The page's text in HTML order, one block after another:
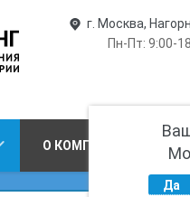
г. Москва,
Пн-Пт: 9:00-
Да
О КОМПАНИИ